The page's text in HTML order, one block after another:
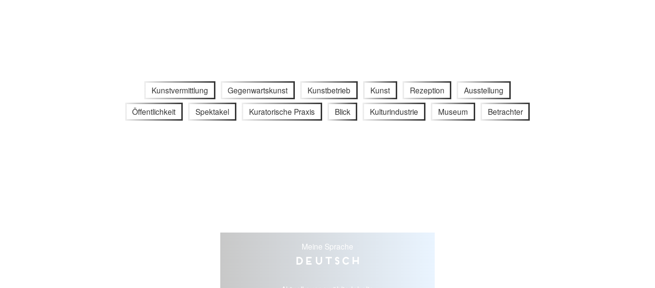
Kunstvermittlung Gegenwartskunst Kunstbetrieb Kunst Rezeption Ausstellung
Öffentlichkeit Spektakel Kuratorische Praxis Blick Kulturindustrie Museum Betrachter
Meine Sprache
Deutsch